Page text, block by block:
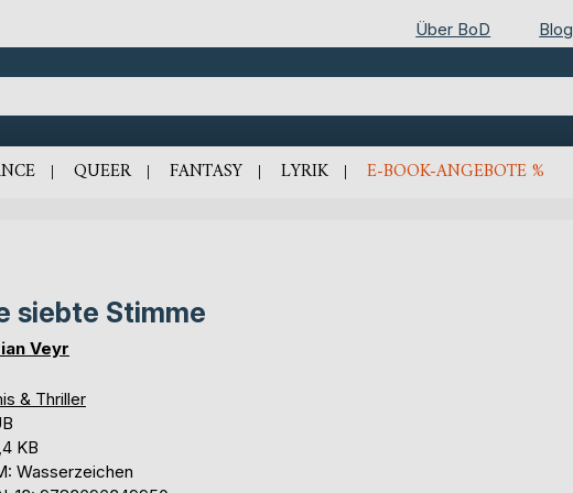
Über BoD Blog
QUEER FANTASY LYRIK E-BOOK-ANGEBOTE %
siebte Stimme
Veyr
& Thriller
KB
Wasserzeichen